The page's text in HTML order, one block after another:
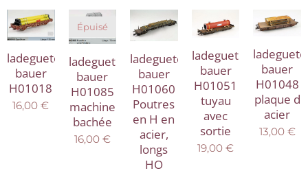
ladegueter
bauer
H01018
16,00 €
ladegueter
bauer
H01085
machine
bachée
Épuisé
16,00€
ladegueter
bauer
H01060
Poutres
en H en
acier,
longs
HO
ladegueter
bauer
H01051
tuyau
avec
sortie
19,00 €
bauer
H01048
plaque d
acier
13,00€